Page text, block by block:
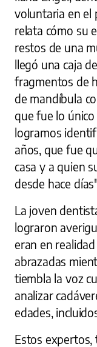
voluntaria en el
relata cómo su
restos de una
llegó una caja
fragmentos de
de mandíbula
que fue lo
logramos
años, que fue
casa y a quien
desde hace
La joven
lograron
eran en
abrazadas
tiembla la voz
analizar
edades,
Estos